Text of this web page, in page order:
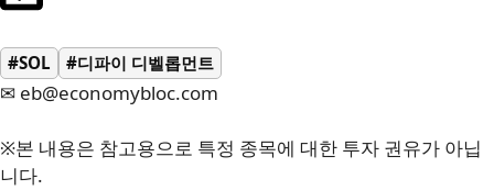
#SOL #디파이 디벨롭먼트
✉ eb@economybloc.com
※본 내용은 참고용으로 특정 종목에 대한 투자 권유가 아닙
니다.